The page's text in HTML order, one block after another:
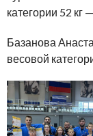
категории 52 кг
Базанова
весовой